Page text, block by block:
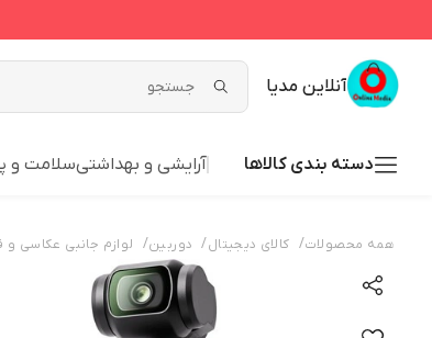
آنلاین مدیا
دسته بندی کالاها آرایشی و بهداشتیسلامت و
همه محصولات/ کالای دیجیتال/ دوربین/ لوازم جانبی عکاسی و